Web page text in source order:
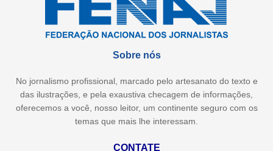
Sobre nós
No jornalismo profissional, marcado pelo artesanato do texto e
das ilustrações, e pela exaustiva checagem de informações,
oferecemos a você, nosso leitor, um continente seguro com os
temas que mais lhe interessam.
CONTATE